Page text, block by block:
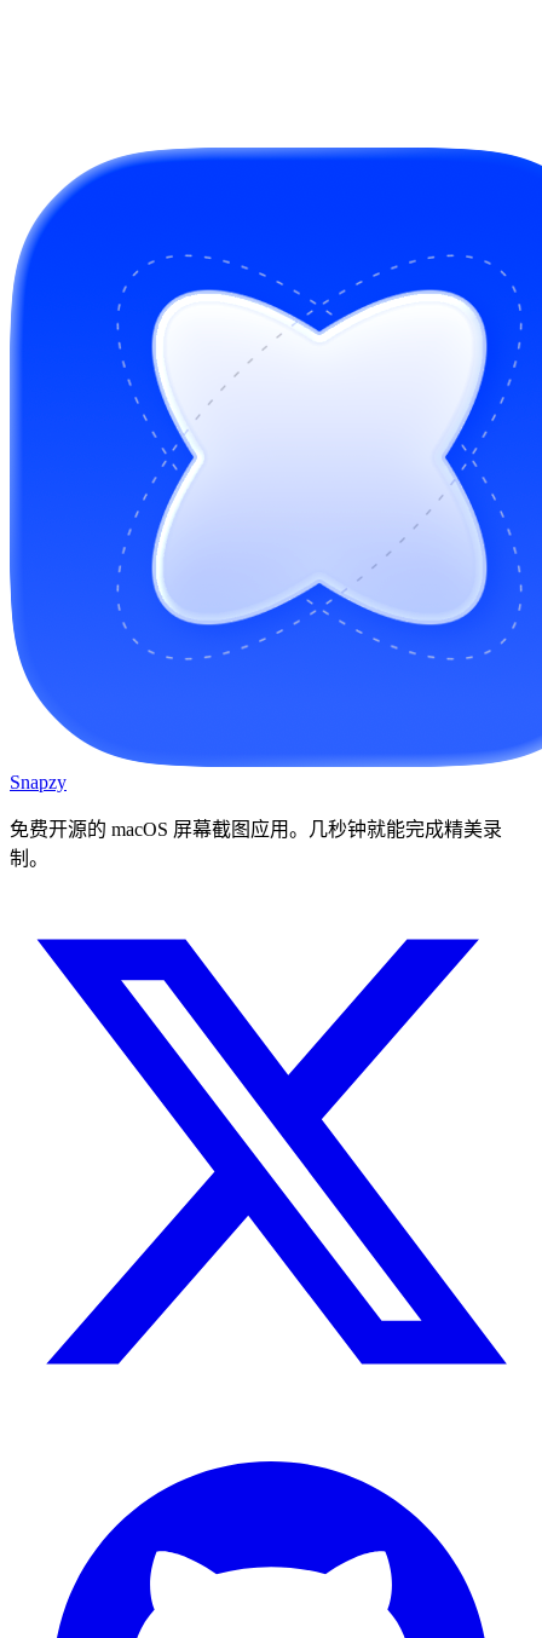
GitHub Sponsors
Snapzy
免费开源的 macOS 屏幕截图应用。几秒钟就能完成精美录
制。